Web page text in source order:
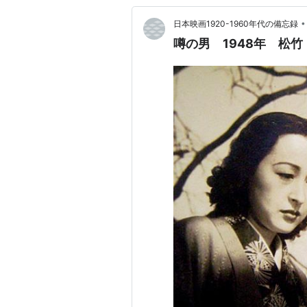
日本映画1920-1960年代の備忘録 •
噂の男 1948年 松竹